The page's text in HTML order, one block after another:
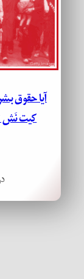
آیا حقوق
کیت نَش /